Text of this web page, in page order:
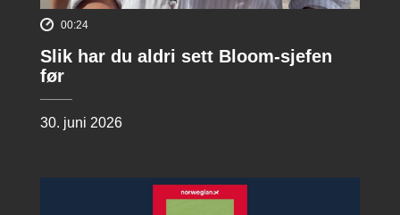
00:24
Slik har du aldri sett Bloom-sjefen
før
30. juni 2026